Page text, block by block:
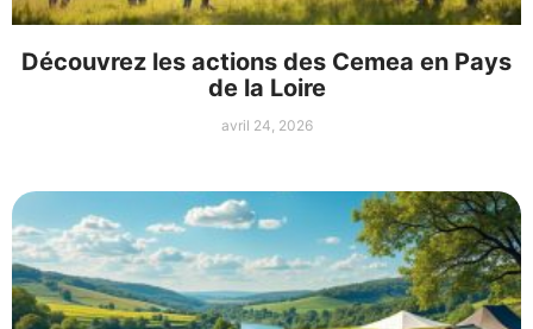
Découvrez les actions des Cemea en Pays
de la Loire
avril 24, 2026